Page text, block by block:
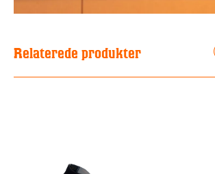
Relaterede produkter